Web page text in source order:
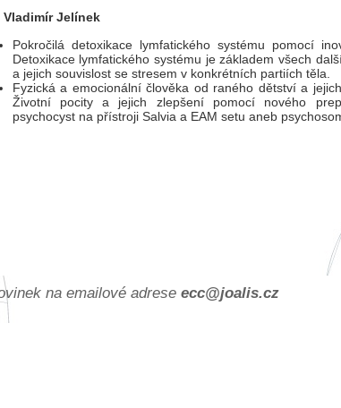
Vladimír Jelínek
Pokročilá detoxikace lymfatického systému pomocí
Detoxikace lymfatického systému je základem všech
a jejich souvislost se stresem v konkrétních partiích těla.
Fyzická a emocionální člověka od raného dětství a
Životní pocity a jejich zlepšení pomocí nového
psychocyst na přístroji Salvia a EAM setu aneb
na emailové adrese ecc@joalis.cz